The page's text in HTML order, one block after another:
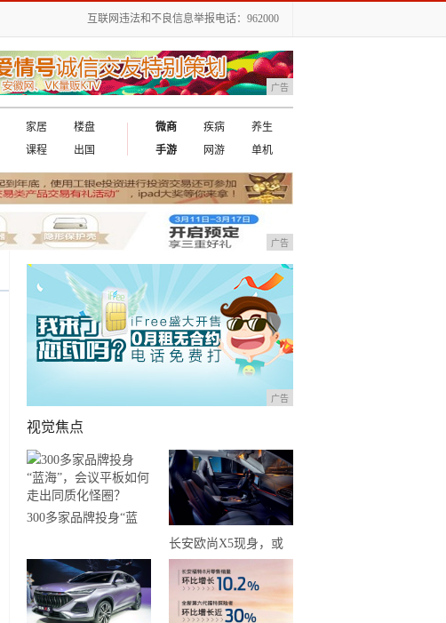
互联网违法和不良信息举报电话：962000
广告
家居
楼盘
课程 出国
微商 疾病
养生
手游
网游 单机
广告
广告
视觉焦点
300多家品牌投身“蓝
出同质化怪圈？
长安欧尚X5现身，或
许起售5.55万元？年轻
人有了新选择